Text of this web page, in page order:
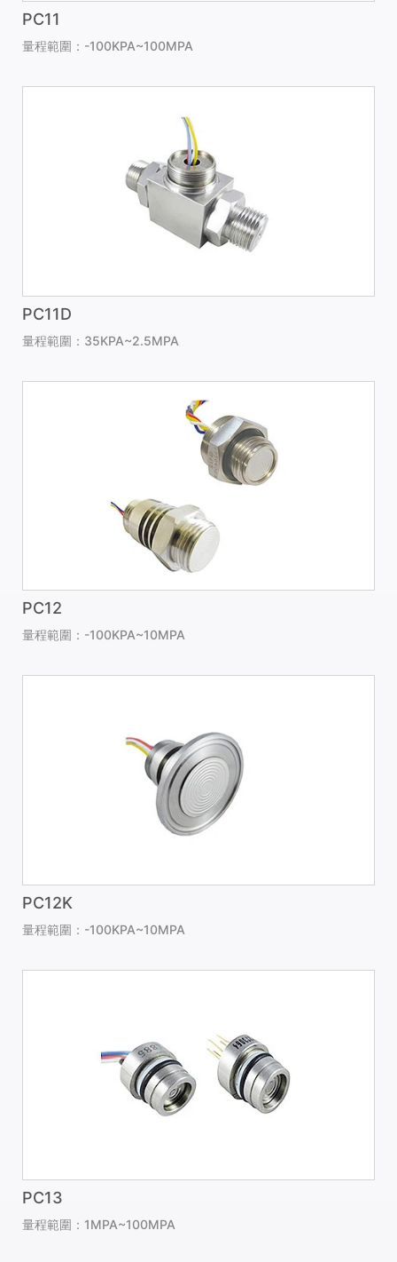
PC11
量程範圍：-100KPA~100MPA
PC11D
量程範圍：35KPA~2.5MPA
PC12
量程範圍：-100KPA~10MPA
PC12K
量程範圍：-100KPA~10MPA
PC13
量程範圍：1MPA~100MPA